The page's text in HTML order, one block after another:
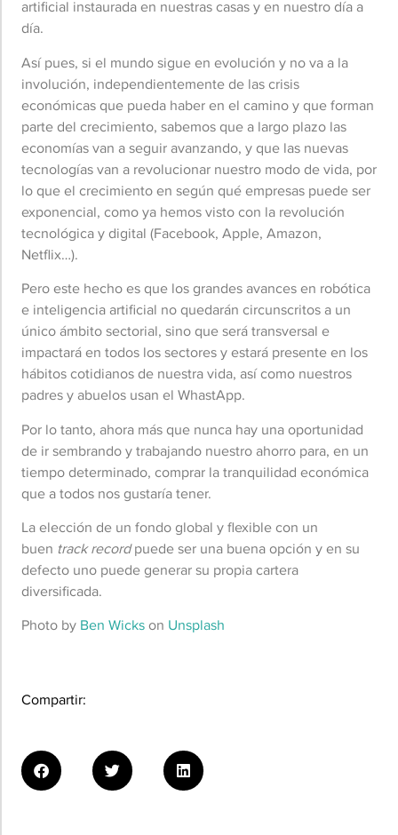
artificial instaurada en nuestras casas y en nuestro día a
día.
Así pues, si el mundo sigue en evolución y no va a la
involución, independientemente de las crisis
económicas que pueda haber en el camino y que forman
parte del crecimiento, sabemos que a largo plazo las
economías van a seguir avanzando, y que las nuevas
tecnologías van a revolucionar nuestro modo de vida, por
lo que el crecimiento en según qué empresas puede ser
exponencial, como ya hemos visto con la revolución
tecnológica y digital (Facebook, Apple, Amazon,
Netflix…).
Pero este hecho es que los grandes avances en robótica
e inteligencia artificial no quedarán circunscritos a un
único ámbito sectorial, sino que será transversal e
impactará en todos los sectores y estará presente en los
hábitos cotidianos de nuestra vida, así como nuestros
padres y abuelos usan el WhastApp.
Por lo tanto, ahora más que nunca hay una oportunidad
de ir sembrando y trabajando nuestro ahorro para, en un
tiempo determinado, comprar la tranquilidad económica
que a todos nos gustaría tener.
La elección de un fondo global y flexible con un
buen track recordpuede ser una buena opción y en su
defecto uno puede generar su propia cartera
diversificada.
Photo by Ben Wickson Unsplash
Compartir: